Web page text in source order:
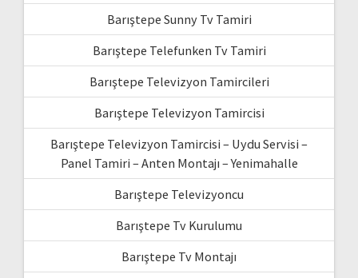
Barıştepe Sunny Tv Tamiri
Barıştepe Telefunken Tv Tamiri
Barıştepe Televizyon Tamircileri
Barıştepe Televizyon Tamircisi
Barıştepe Televizyon Tamircisi – Uydu Servisi –
Panel Tamiri – Anten Montajı – Yenimahalle
Barıştepe Televizyoncu
Barıştepe Tv Kurulumu
Barıştepe Tv Montajı